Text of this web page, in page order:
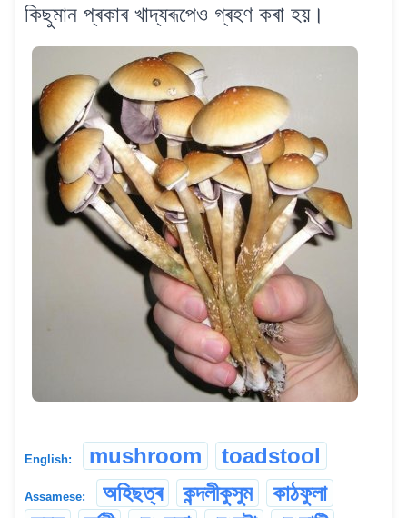
কিছুমান প্ৰকাৰ খাদ্যৰূপেও গ্ৰহণ কৰা হয়।
English: mushroom toadstool
Assamese: অহিছত্ৰ কন্দলীকুসুম
কাঠফুলা